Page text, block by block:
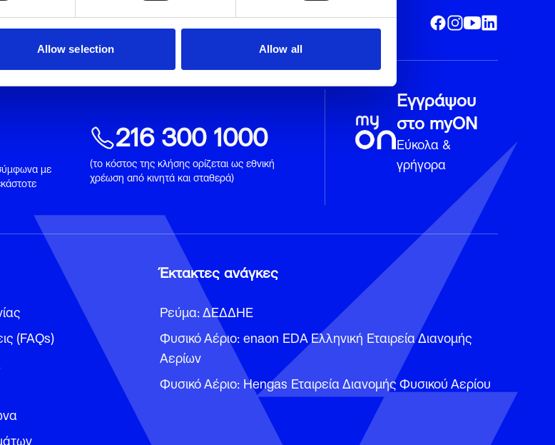
Allow selection Allow all
με
216 300 1000
(το κόστος της κλήσης ορίζεται ως εθνική
χρέωση από κινητά και σταθερά)
Εγγράψου
στο myON
Εύκολα &
γρήγορα
(FAQs)
Έκτακτες ανάγκες
Ρεύμα: ΔΕΔΔΗΕ
Φυσικό Αέριο: enaon EDA Ελληνική Εταιρεία Διανομής
Αερίων
Φυσικό Αέριο: Hengas Εταιρεία Διανομής Φυσικού Αερίου